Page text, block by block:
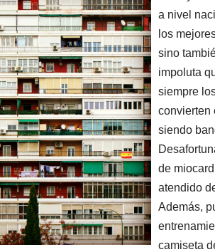
a nivel
los
sino
impoluta
siempre
convierten
siendo
de
atendido
Además,
camiseta